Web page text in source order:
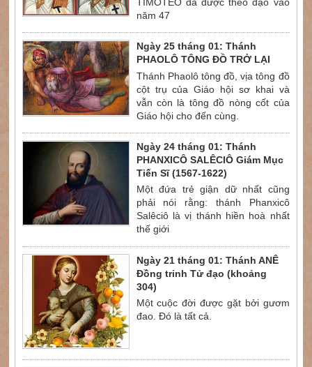
năm 47
Ngày 25 tháng 01: Thánh
PHAOLÔ TÔNG ĐỒ TRỞ LẠI
Thánh Phaolô tông đồ, vịa tông đồ
cột trụ của Giáo hội sơ khai và
vẫn còn là tông đồ nòng cốt của
Giáo hội cho đến cùng.
Ngày 24 tháng 01: Thánh
PHANXICÔ SALÊCIÔ Giám Mục
Tiến Sĩ (1567-1622)
Một đứa trẻ giận dữ nhất cũng
phải nói rằng: thánh Phanxicô
Salêciô là vị thánh hiền hoà nhất
thế giới
Ngày 21 tháng 01: Thánh ANÊ
Đồng trinh Tử đạo (khoảng
304)
Một cuộc đời được gặt bởi gươm
đao. Đó là tất cả.